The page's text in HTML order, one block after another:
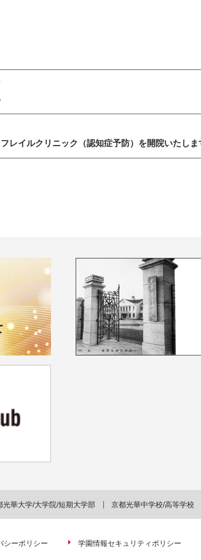
レイルクリニック（認知症予防）を開院いたしま
光華大学/大学院/短期大学部 京都光華中学校/高等学校
シーポリシー 学園情報セキュリティポリシー